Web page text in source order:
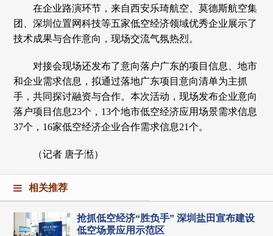
在企业路演环节，来自西安乐琦航空、莫德斯航空集
团、深圳位置网科技等五家低空经济领域优秀企业展示了
技术成果与合作意向，现场交流气氛热烈。
对接会现场还发布了意向落户广东的项目信息、地市
和企业需求信息，拟通过落地广东项目意向清单为主抓
手，共同探讨融资与合作。本次活动，现场发布企业意向
落户项目信息23个，13个地市低空经济应用场景需求信息
37个，16家低空经济企业合作需求信息21个。
（记者 唐子湉）
相关推荐
抢抓低空经济“胜负手” 深圳盐田宣布建设
低空场景应用示范区